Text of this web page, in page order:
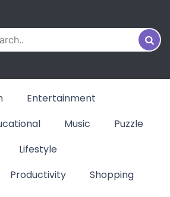
Entertainment
Music
Puzzle
Lifestyle
Productivity Shopping